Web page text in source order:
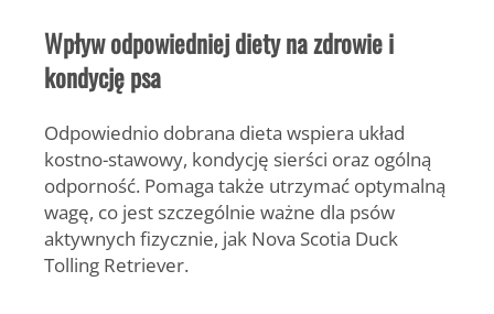
Wpływ odpowiedniej diety na zdrowie i
kondycję psa
Odpowiednio dobrana dieta wspiera układ
kostno-stawowy, kondycję sierści oraz ogólną
odporność. Pomaga także utrzymać optymalną
wagę, co jest szczególnie ważne dla psów
aktywnych fizycznie, jak Nova Scotia Duck
Tolling Retriever.